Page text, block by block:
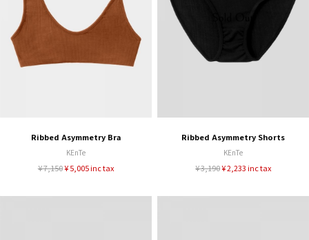
Ribbed Asymmetry Bra
KEnTe
¥ 7,150¥ 5,005 inc tax
Ribbed Asymmetry Shorts
KEnTe
¥ 3,190¥ 2,233 inc tax